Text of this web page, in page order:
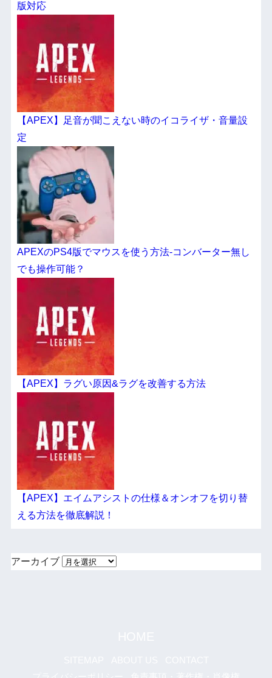
版対応
【APEX】足音が聞こえない時のイコライザ・音量設
定
APEXのPS4版でマウスを使う方法-コンバーター無し
でも操作可能？
【APEX】ラグい原因&ラグを改善する方法
【APEX】エイムアシストの仕様＆オンオフを切り替
える方法を徹底解説！
アーカイブ